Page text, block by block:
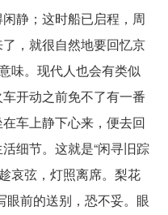
静；这时船已启程，周
，就很自然地要回忆京
味。现代人也会有类似
开动之前免不了有一番
车上静下心来，便去回
细节。这就是“闲寻旧踪
哀弦，灯照离席。梨花
眼前的送别，恐不妥。眼